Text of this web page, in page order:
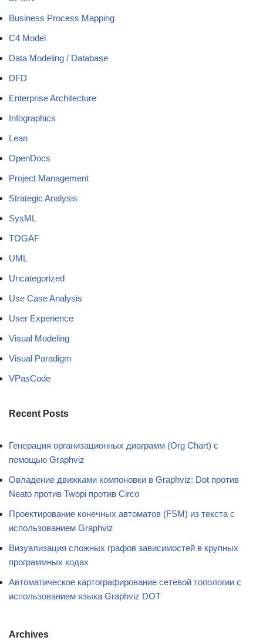
Business Process Mapping
C4 Model
Data Modeling / Database
DFD
Enterprise Architecture
Infographics
Lean
OpenDocs
Project Management
Strategic Analysis
SysML
TOGAF
UML
Uncategorized
Use Case Analysis
User Experience
Visual Modeling
Visual Paradigm
VPasCode
Recent Posts
Генерация организационных диаграмм (Org Chart) с
помощью Graphviz
Овладение движками компоновки в Graphviz: Dot против
Neato против Twopi против Circo
Проектирование конечных автоматов (FSM) из текста с
использованием Graphviz
Визуализация сложных графов зависимостей в крупных
программных кодах
Автоматическое картографирование сетевой топологии с
использованием языка Graphviz DOT
Archives